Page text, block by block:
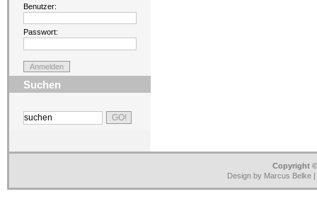
Benutzer:
Passwort:
Suchen
Copyright
Design by Marcus Belke